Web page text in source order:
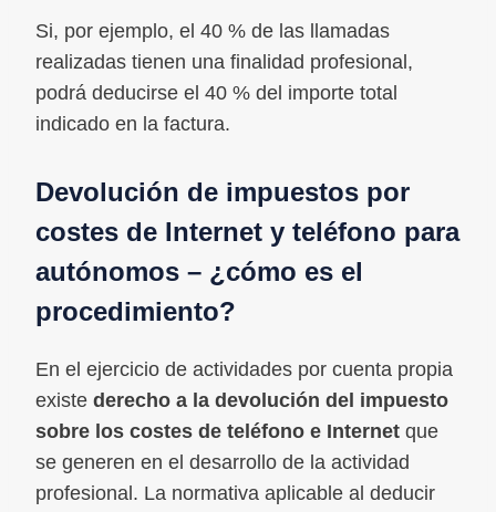
Si, por ejemplo, el 40 % de las llamadas
realizadas tienen una finalidad profesional,
podrá deducirse el 40 % del importe total
indicado en la factura.
Devolución de impuestos por
costes de Internet y teléfono para
autónomos – ¿cómo es el
procedimiento?
En el ejercicio de actividades por cuenta propia
existe derecho a la devolución del impuesto
sobre los costes de teléfono e Internet que
se generen en el desarrollo de la actividad
profesional. La normativa aplicable al deducir